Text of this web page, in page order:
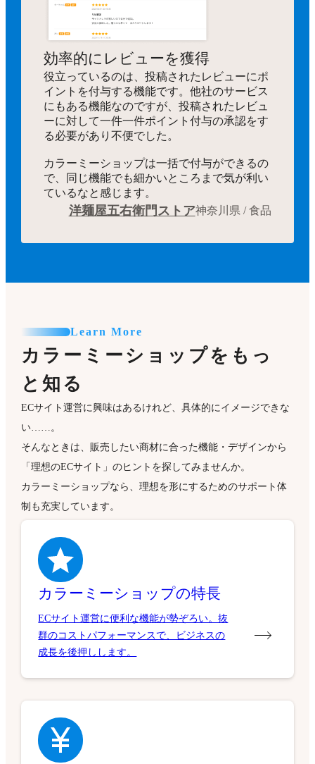
効率的にレビューを獲得
役立っているのは、投稿されたレビューにポ
イントを付与する機能です。他社のサービス
にもある機能なのですが、投稿されたレビュ
ーに対して一件一件ポイント付与の承認をす
る必要があり不便でした。
カラーミーショップは一括で付与ができるの
で、同じ機能でも細かいところまで気が利い
ているなと感じます。
洋麺屋五右衛門ストア神奈川県 / 食品
Learn More
カラーミーショップをもっ
と知る
ECサイト運営に興味はあるけれど、具体的にイメージできな
い……。
そんなときは、販売したい商材に合った機能・デザインから
「理想のECサイト」のヒントを探してみませんか。
カラーミーショップなら、理想を形にするためのサポート体
制も充実しています。
カラーミーショップの特長
ECサイト運営に便利な機能が勢ぞろい。抜
群のコストパフォーマンスで、ビジネスの
成長を後押しします。